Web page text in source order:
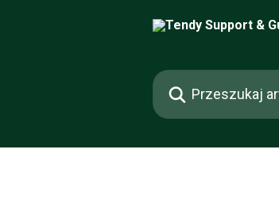
Przeszukaj artykuły...